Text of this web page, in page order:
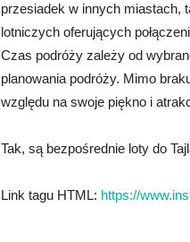
przesiadek w innych miastach,
lotniczych oferujących
Czas podróży zależy od
planowania podróży. Mimo
względu na swoje piękno i
Tak, są bezpośrednie loty do
Link tagu HTML: https://